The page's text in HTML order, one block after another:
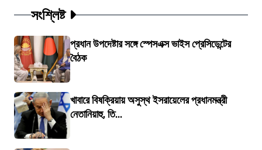
সংশ্লিষ্ট
প্রধান উপদেষ্টার সঙ্গে স্পেসএক্স ভাইস প্রেসিডেন্টের
বৈঠক
খাবারে বিষক্রিয়ায় অসুস্থ ইসরায়েলের প্রধানমন্ত্রী
নেতানিয়াহু, তি...